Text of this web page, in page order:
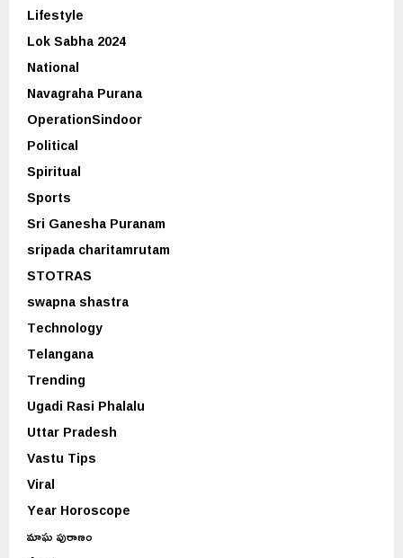
Lifestyle
Lok Sabha 2024
National
Navagraha Purana
OperationSindoor
Political
Spiritual
Sports
Sri Ganesha Puranam
sripada charitamrutam
STOTRAS
swapna shastra
Technology
Telangana
Trending
Ugadi Rasi Phalalu
Uttar Pradesh
Vastu Tips
Viral
Year Horoscope
మాఘ పురాణం